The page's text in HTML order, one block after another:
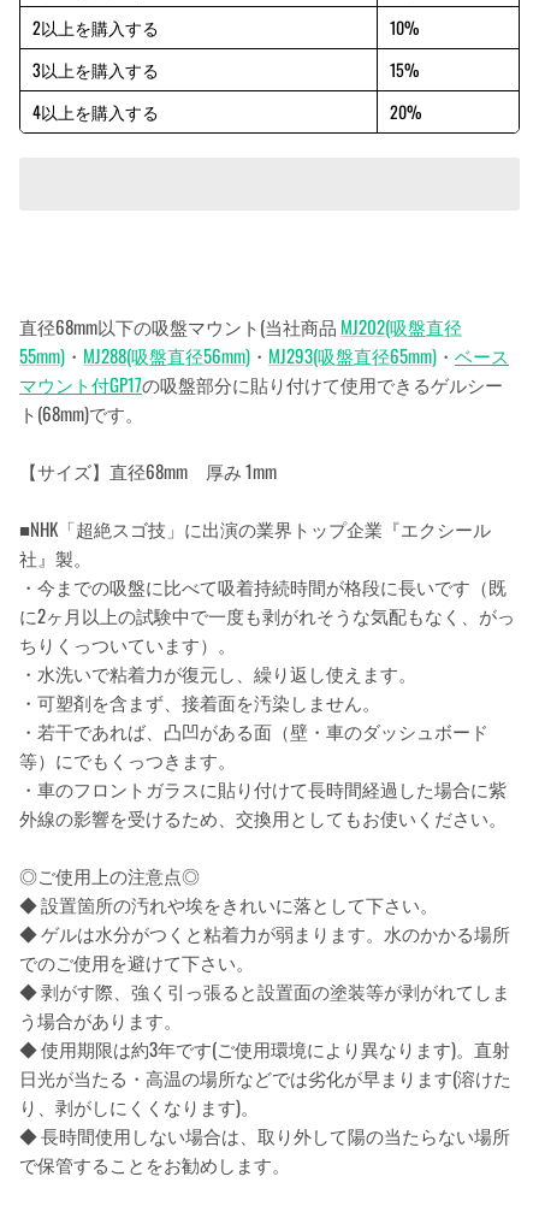
2以上を購入する
10%
3以上を購入する
15%
4以上を購入する
20%
直径68mm以下の吸盤マウント(当社商品 MJ202(吸盤直径
55mm) ・ MJ288(吸盤直径56mm) ・ MJ293(吸盤直径65mm) ・ ベース
マウント付GP17の吸盤部分に貼り付けて使用できるゲルシー
ト(68mm)です。
【サイズ】直径68mm 厚み 1mm
■NHK「超絶スゴ技」に出演の業界トップ企業『エクシール
社』製。
・今までの吸盤に比べて吸着持続時間が格段に長いです（既
に2ヶ月以上の試験中で一度も剥がれそうな気配もなく、がっ
ちりくっついています）。
・水洗いで粘着力が復元し、繰り返し使えます。
・可塑剤を含まず、接着面を汚染しません。
・若干であれば、凸凹がある面（壁・車のダッシュボード
等）にでもくっつきます。
・車のフロントガラスに貼り付けて長時間経過した場合に紫
外線の影響を受けるため、交換用としてもお使いください。
◎ご使用上の注意点◎
◆ 設置箇所の汚れや埃をきれいに落として下さい。
◆ ゲルは水分がつくと粘着力が弱まります。水のかかる場所
でのご使用を避けて下さい。
◆ 剥がす際、強く引っ張ると設置面の塗装等が剥がれてしま
う場合があります。
◆ 使用期限は約3年です(ご使用環境により異なります)。直射
日光が当たる・高温の場所などでは劣化が早まります(溶けた
り、剥がしにくくなります)。
◆ 長時間使用しない場合は、取り外して陽の当たらない場所
で保管することをお勧めします。